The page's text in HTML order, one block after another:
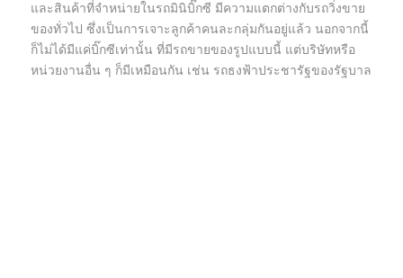
และสินค้าที่จำหน่ายในรถมินิบิ๊กซี มีความแตกต่างกับรถวิ่งขาย
ของทั่วไป ซึ่งเป็นการเจาะลูกค้าคนละกลุ่มกันอยู่แล้ว นอกจากนี้
ก็ไม่ได้มีแค่บิ๊กซีเท่านั้น ที่มีรถขายของรูปแบบนี้ แต่บริษัทหรือ
หน่วยงานอื่น ๆ ก็มีเหมือนกัน เช่น รถธงฟ้าประชารัฐของรัฐบาล